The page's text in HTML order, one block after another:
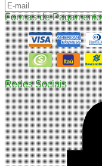
Formas de Pagamento
Redes Sociais